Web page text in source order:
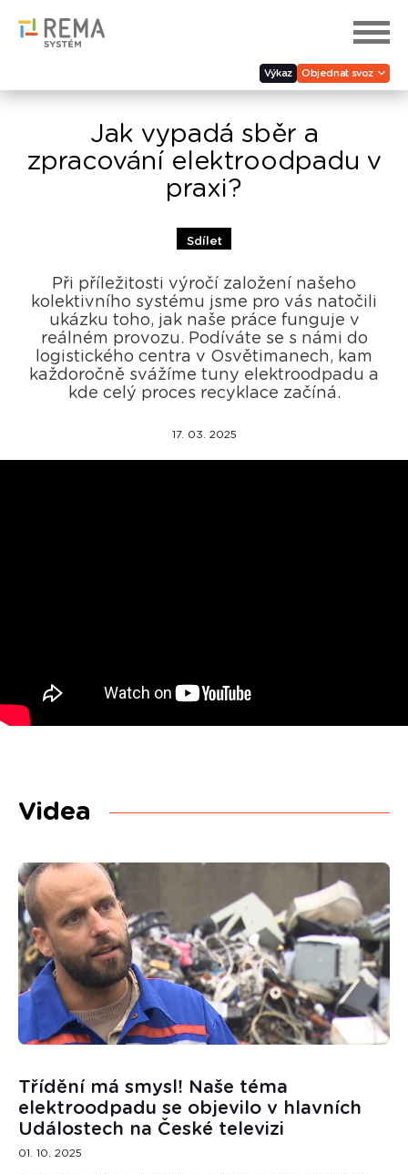
Výkaz Objednat svoz
Jak vypadá sběr a
zpracování elektroodpadu v
praxi?
Sdílet
Při příležitosti výročí založení našeho
kolektivního systému jsme pro vás natočili
ukázku toho, jak naše práce funguje v
reálném provozu. Podíváte se s námi do
logistického centra v Osvětimanech, kam
každoročně svážíme tuny elektroodpadu a
kde celý proces recyklace začíná.
17. 03. 2025
Videa
Třídění má smysl! Naše téma
elektroodpadu se objevilo v hlavních
Událostech na České televizi
01. 10. 2025